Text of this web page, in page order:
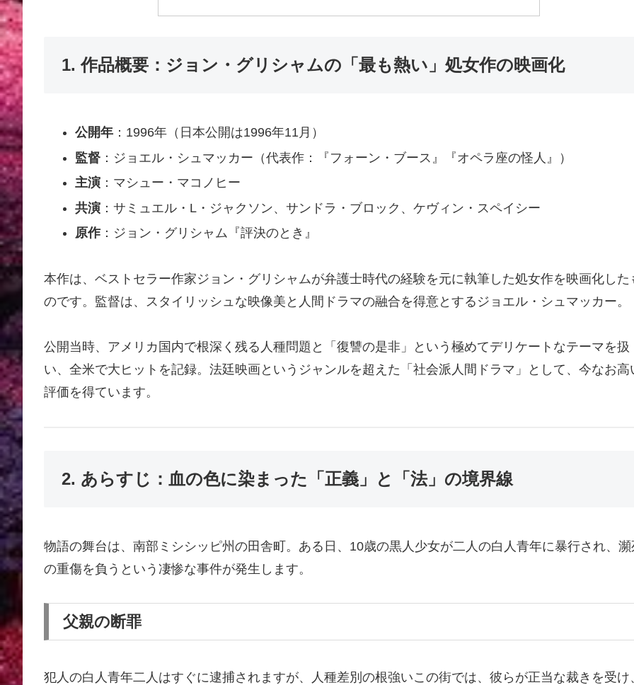
1. 作品概要：ジョン・グリシャムの「最も熱い」処女作の映画化
公開年：1996年（日本公開は1996年11月）
監督：ジョエル・シュマッカー（代表作：『フォーン・ブース』『オペラ座の怪人』）
主演：マシュー・マコノヒー
共演：サミュエル・L・ジャクソン、サンドラ・ブロック、ケヴィン・スペイシー
原作：ジョン・グリシャム『評決のとき』
本作は、ベストセラー作家ジョン・グリシャムが弁護士時代の経験を元に執筆した処女作を映画化した
のです。監督は、スタイリッシュな映像美と人間ドラマの融合を得意とするジョエル・シュマッカー。
公開当時、アメリカ国内で根深く残る人種問題と「復讐の是非」という極めてデリケートなテーマを扱
い、全米で大ヒットを記録。法廷映画というジャンルを超えた「社会派人間ドラマ」として、今なお高
評価を得ています。
2. あらすじ：血の色に染まった「正義」と「法」の境界線
物語の舞台は、南部ミシシッピ州の田舎町。ある日、10歳の黒人少女が二人の白人青年に暴行され、瀕
の重傷を負うという凄惨な事件が発生します。
父親の断罪
犯人の白人青年二人はすぐに逮捕されますが、人種差別の根強いこの街では、彼らが正当な裁きを受け